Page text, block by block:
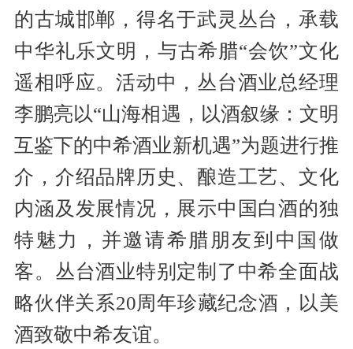
的古城邯郸，得名于武灵丛台，承载
中华礼乐文明，与古希腊“会饮”文化
遥相呼应。活动中，丛台酒业总经理
李鹏亮以“山海相遇，以酒叙缘：文明
互鉴下的中希酒业新机遇”为题进行推
介，介绍品牌历史、酿造工艺、文化
内涵及发展情况，展示中国白酒的独
特魅力，并邀请希腊朋友到中国做
客。丛台酒业特别定制了中希全面战
略伙伴关系20周年珍藏纪念酒，以美
酒致敬中希友谊。